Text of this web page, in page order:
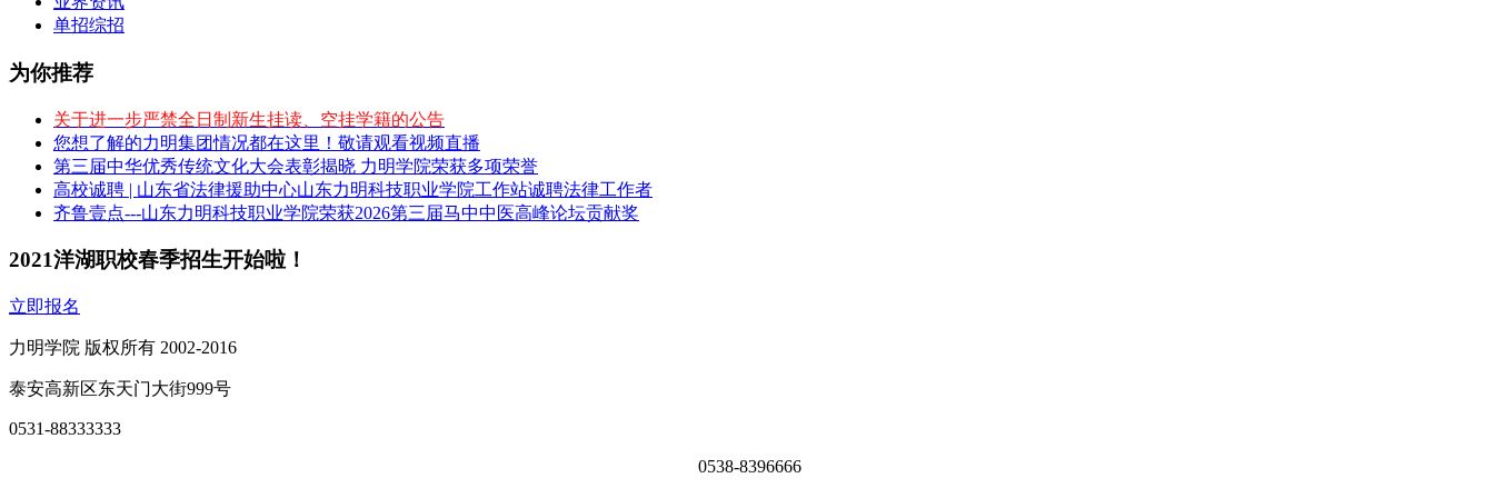
单招综招
为你推荐
关于进一步严禁全日制新生挂读、空挂学籍的公告
您想了解的力明集团情况都在这里！敬请观看视频直播
第三届中华优秀传统文化大会表彰揭晓 力明学院荣获多项荣誉
高校诚聘 | 山东省法律援助中心山东力明科技职业学院工作站诚聘法律工作者
齐鲁壹点---山东力明科技职业学院荣获2026第三届马中中医高峰论坛贡献奖
2021洋湖职校春季招生开始啦！
立即报名
力明学院 版权所有 2002-2016
泰安高新区东天门大街999号
0531-88333333
0538-8396666